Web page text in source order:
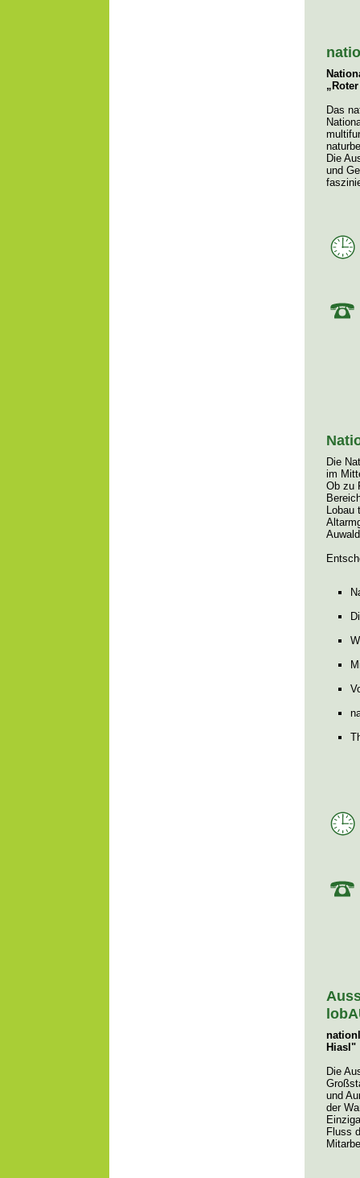
Das
Die
und
Die
im
Ob zu
Lobau
Hiasl"
Die
und
der
Fluss